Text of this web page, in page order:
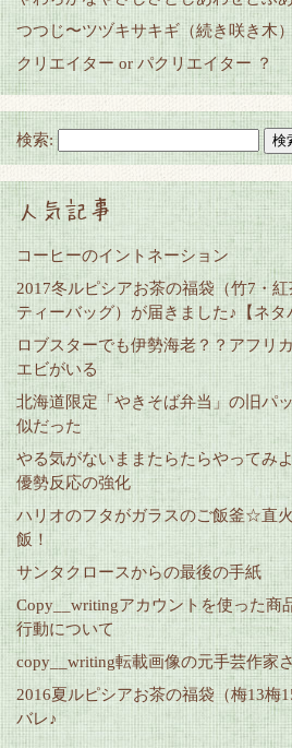
つつじ〜ツヅキサキギ（続き咲き木
クリエイター or パクリエイター ？
検索:
人気記事
コーヒーのイントネーション
2017冬ルピシアお茶の福袋（竹7・
ティーバッグ）が届きました♪【ネタ
ロブスターでも伊勢海老？？アフリ
エビがいる
北海道限定「やきそば弁当」の旧パ
似だった
やる気がないままたらたらやってみ
優勢反応の強化
ハリオのフタがガラスのご飯釜☆直
飯！
サンタクロースからの最後の手紙
Copy__writingアカウントを使った商
行動について
copy__writing転載画像の元手芸作家
2016夏ルピシアお茶の福袋（梅13梅
バレ♪